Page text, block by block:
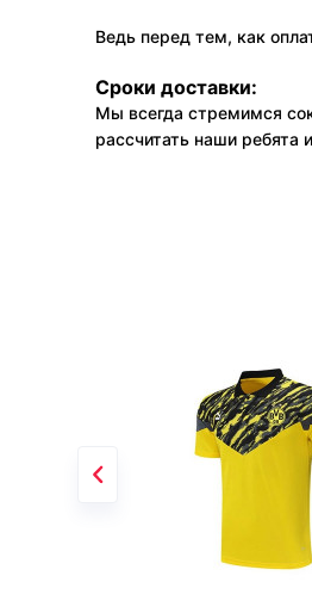
Ведь перед тем, как
Сроки доставки:
Мы всегда стремимся
рассчитать наши ребята